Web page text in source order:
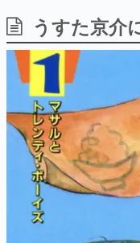
日本のモ
ルを網羅
解説を掲載
若ゲの
『うつヌ
一先生に
なんで
ゲーム開発
具体的な形
です。
ゲーム
「経験値
の起源や
イニーP氏